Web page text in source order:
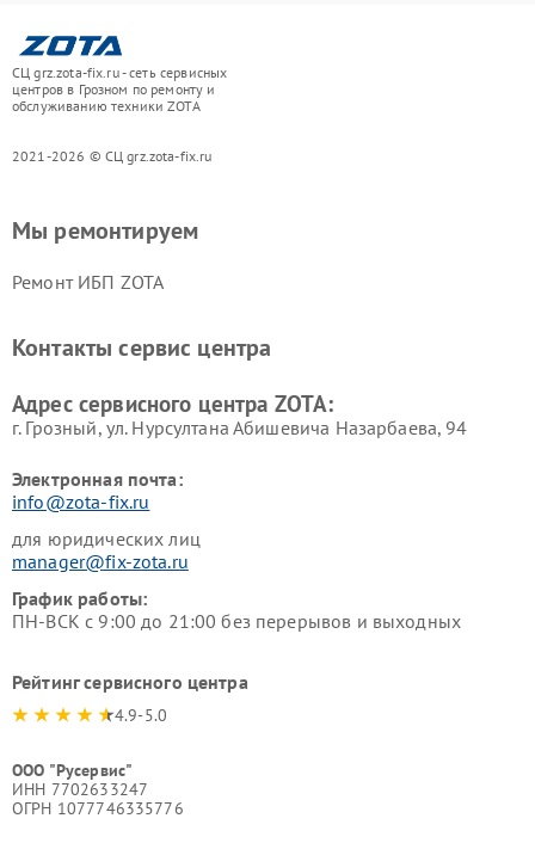
СЦ grz.zota-fix.ru - сеть сервисных
центров в Грозном по ремонту и
обслуживанию техники ZOTA
2021-2026 © СЦ grz.zota-fix.ru
Мы ремонтируем
Ремонт ИБП ZOTA
Контакты сервис центра
Адрес сервисного центра ZOTA:
г. Грозный, ул. Нурсултана Абишевича Назарбаева, 94
Электронная почта:
info@zota-fix.ru
для юридических лиц
manager@fix-zota.ru
График работы:
ПН-ВСК с 9:00 до 21:00 без перерывов и выходных
Рейтинг сервисного центра
4.9-5.0
ООО "Русервис"
ИНН 7702633247
ОГРН 1077746335776